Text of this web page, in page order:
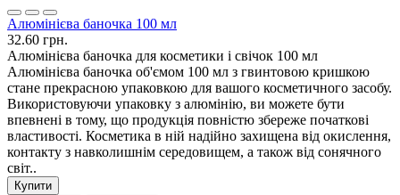
Алюмінієва баночка 100 мл
32.60 грн.
Алюмінієва баночка для косметики і свічок 100 мл
Алюмінієва баночка об'ємом 100 мл з гвинтовою кришкою
стане прекрасною упаковкою для вашого косметичного засобу.
Використовуючи упаковку з алюмінію, ви можете бути
впевнені в тому, що продукція повністю збереже початкові
властивості. Косметика в ній надійно захищена від окислення,
контакту з навколишнім середовищем, а також від сонячного
світ..
Купити